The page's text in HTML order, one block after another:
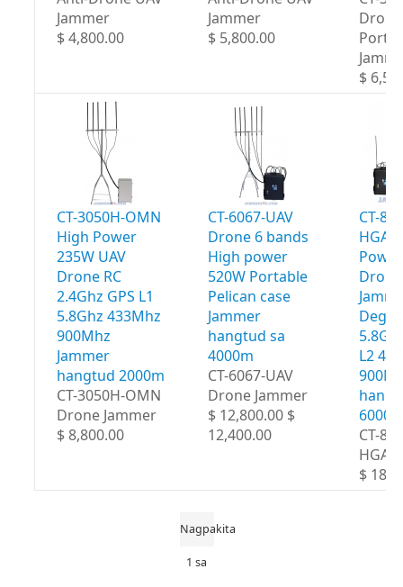
Jammer
$ 4,800.00
Jammer
$ 5,800.00
$
CT-3050H-OMN
High Power
235W UAV
Drone RC
2.4Ghz GPS L1
5.8Ghz 433Mhz
900Mhz
Jammer
hangtud 2000m
CT-3050H-OMN
Drone Jammer
$ 8,800.00
CT-6067-UAV
Drone 6 bands
High power
520W Portable
Pelican case
Jammer
hangtud sa
4000m
CT-6067-UAV
Drone Jammer
$ 12,800.00 $
12,400.00
CT-
HGA
L2
CT-
HGA
$
Nagpakita
1 sa